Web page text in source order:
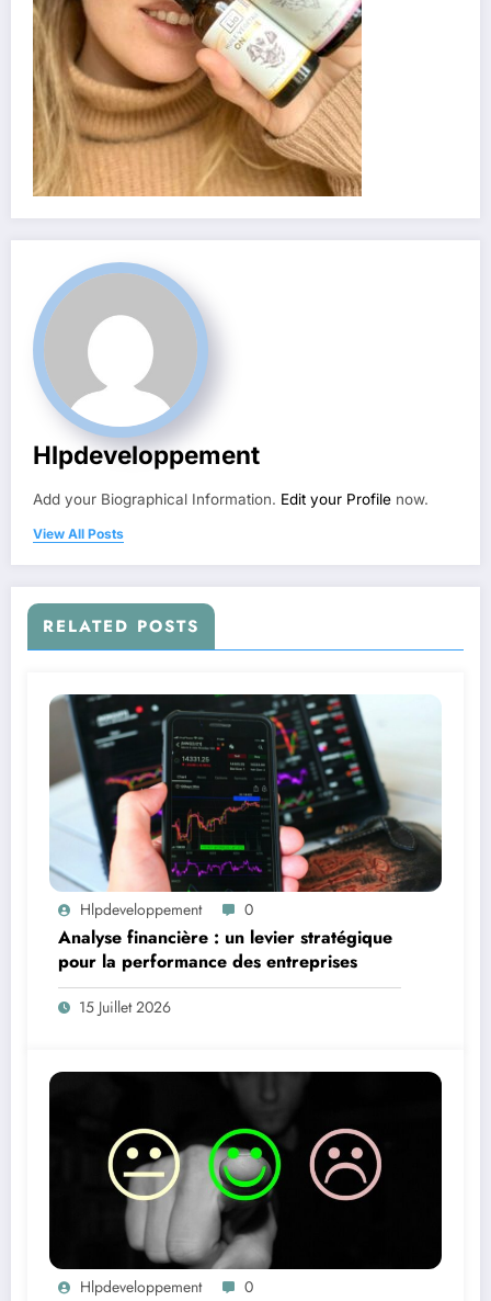
Hlpdeveloppement
Add your Biographical Information. Edit your Profile now.
View All Posts
RELATED POSTS
Hlpdeveloppement 0
Analyse financière : un levier stratégique
pour la performance des entreprises
15 Juillet 2026
Hlpdeveloppement 0